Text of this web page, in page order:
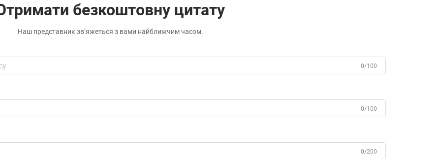
безкоштовну цитату
Наш представник зв’яжеться з вами найближчим часом.
0/100
0/100
0/200